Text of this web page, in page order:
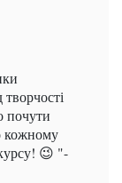
почути
кожному
😉 "-